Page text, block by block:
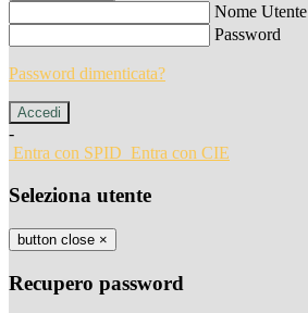
Nome Utente
Password
Password dimenticata?
-
Entra con SPID Entra con CIE
Seleziona utente
button close ×
Recupero password